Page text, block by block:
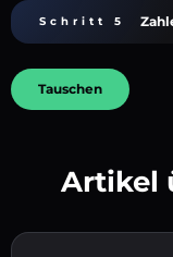
Schritt 5
Tauschen
Artikel